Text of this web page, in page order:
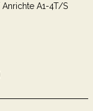
Anrichte A1-4T/S